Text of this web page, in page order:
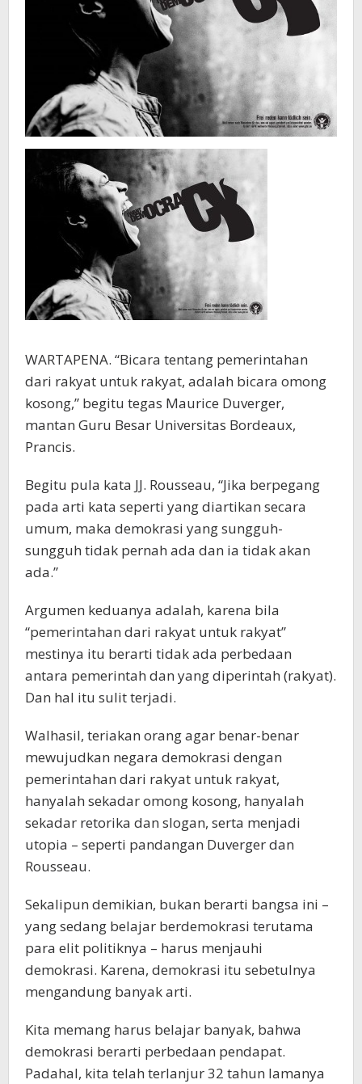
WARTAPENA. “Bicara tentang pemerintahan
dari rakyat untuk rakyat, adalah bicara omong
kosong,” begitu tegas Maurice Duverger,
mantan Guru Besar Universitas Bordeaux,
Prancis.
Begitu pula kata JJ. Rousseau, “Jika berpegang
pada arti kata seperti yang diartikan secara
umum, maka demokrasi yang sungguh-
sungguh tidak pernah ada dan ia tidak akan
ada.”
Argumen keduanya adalah, karena bila
“pemerintahan dari rakyat untuk rakyat”
mestinya itu berarti tidak ada perbedaan
antara pemerintah dan yang diperintah (rakyat).
Dan hal itu sulit terjadi.
Walhasil, teriakan orang agar benar-benar
mewujudkan negara demokrasi dengan
pemerintahan dari rakyat untuk rakyat,
hanyalah sekadar omong kosong, hanyalah
sekadar retorika dan slogan, serta menjadi
utopia – seperti pandangan Duverger dan
Rousseau.
Sekalipun demikian, bukan berarti bangsa ini –
yang sedang belajar berdemokrasi terutama
para elit politiknya – harus menjauhi
demokrasi. Karena, demokrasi itu sebetulnya
mengandung banyak arti.
Kita memang harus belajar banyak, bahwa
demokrasi berarti perbedaan pendapat.
Padahal, kita telah terlanjur 32 tahun lamanya